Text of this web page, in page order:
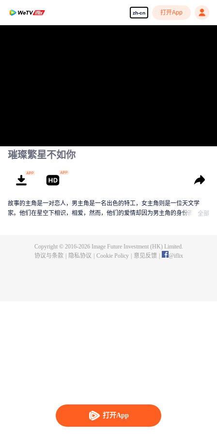
zh-cn 打开App
打开App
璀璨繁星不如你
故事的主角是一对恋人，男主角是一名出色的特工，女主角则是一位天文学
家。他们在星空下相识，相爱，然而，他们的爱情却因为男主角的身份而充满
全部
Copyright © 2016-2026Image Future Investment (HK) Limited.
协议与条款
隐私协议 Cookie Policy 意见反馈 @iflix